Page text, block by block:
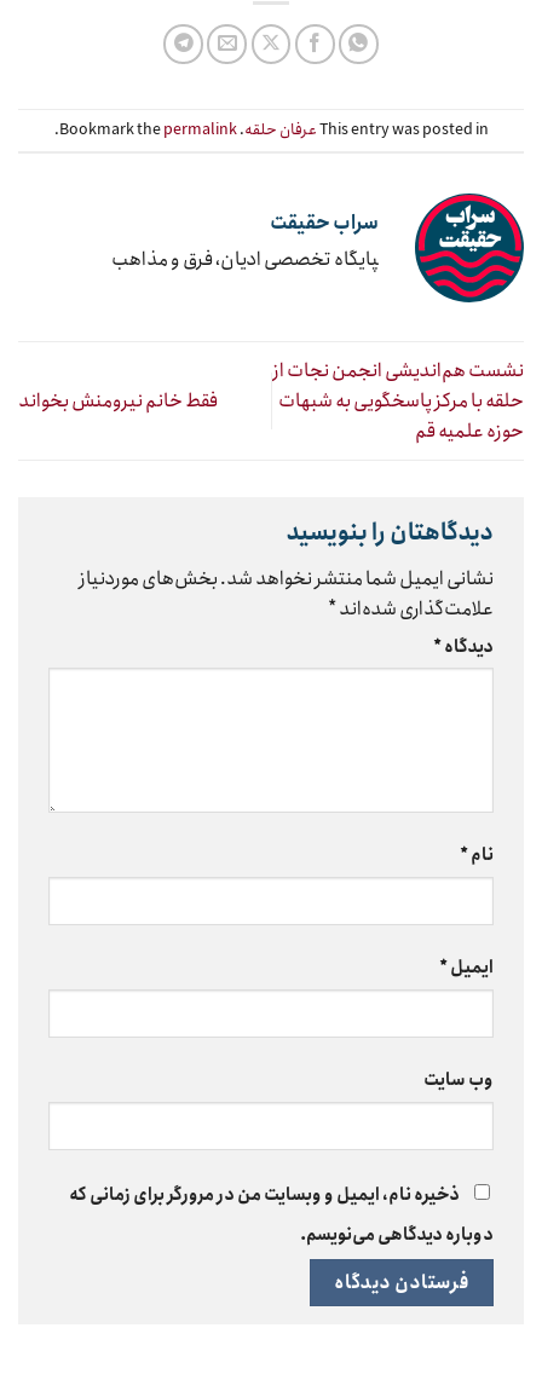
This entry was posted inعرفان حلقه. Bookmark the
permalink
.
سراب حقیقت
‍پایگاه تخصصی ادیان، فرق و مذاهب
نشست هم‌اندیشی انجمن نجات از
حلقه با مرکز پاسخگویی به شبهات
حوزه علمیه قم
فقط خانم نیرومنش بخواند
دیدگاهتان را بنویسید
نشانی ایمیل شما منتشر نخواهد شد.بخش‌های موردنیاز
علامت‌گذاری شده‌اند*
دیدگاه*
نام*
ایمیل*
وب‌ سایت
ذخیره نام، ایمیل و وبسایت من در مرورگر برای زمانی که
دوباره دیدگاهی می‌نویسم.